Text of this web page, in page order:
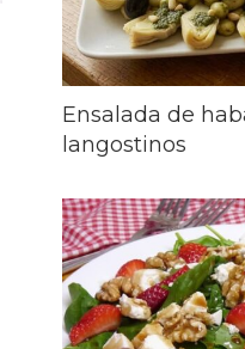
Ensalada de
langostinos